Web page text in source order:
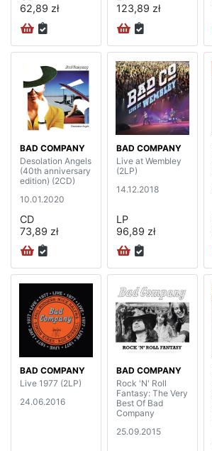
62,89 zł
123,89 zł
BAD COMPANY
Desolation Angels
(40th anniversary
edition) (2CD)
10.01.2020
CD
73,89 zł
BAD COMPANY
Live at Wembley
(2LP)
14.12.2018
LP
96,89 zł
BAD COMPANY
Live 1977 (2LP)
24.06.2016
BAD COMPANY
Rock 'N' Roll
Fantasy: The Very
Best Of Bad
Company
25.09.2015